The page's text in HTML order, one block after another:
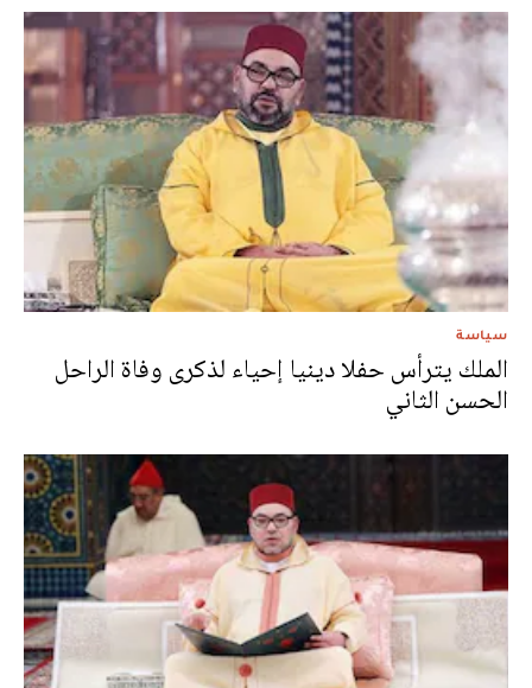
سياسة
الملك يترأس حفلا دينيا إحياء لذكرى وفاة الراحل
الحسن الثاني